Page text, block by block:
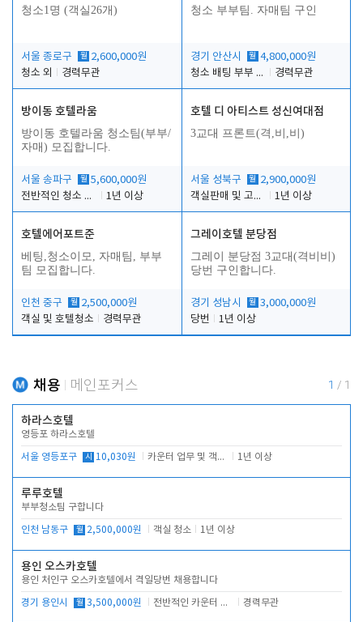
청소1명 (객실26개)
서울 종로구 월 2,600,000원
청소 외
경력무관
청소 부부팀. 자매팀 구인
경기 안산시 월 4,800,000원
청소 배팅 부부 구합니다
경력무관
방이동 호텔라움
방이동 호텔라움 청소팀(부부/
자매) 모집합니다.
서울 송파구 월 5,600,000원
전반적인 청소 업무(객실청소.객실정리)
1년 이상
호텔 디 아티스트 성신여대점
3교대 프론트(격,비,비)
서울 성북구 월 2,900,000원
객실판매 및 고객응대
1년 이상
호텔에어포트준
베팅,청소이모, 자매팀, 부부
팀 모집합니다.
인천 중구 월 2,500,000원
객실 및 호텔청소
경력무관
그레이호텔 분당점
그레이 분당점 3교대(격비비)
당번 구인합니다.
경기 성남시 월 3,000,000원
당번
1년 이상
채용 메인포커스 1 / 1
하라스호텔
영등포 하라스호텔
서울 영등포구 시 10,030원 카운터 업무 및 객실관리(청소상태 확인, 객실판매) 1년 이상
루루호텔
부부청소팀 구합니다
인천 남동구 월 2,500,000원 객실 청소 1년 이상
용인 오스카호텔
용인 처인구 오스카호텔에서 격일당번 채용합니다
경기 용인시 월 3,500,000원 전반적인 카운터 업무 경력무관